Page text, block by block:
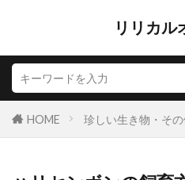
リリカル
HOME 珍しい生き物・そ